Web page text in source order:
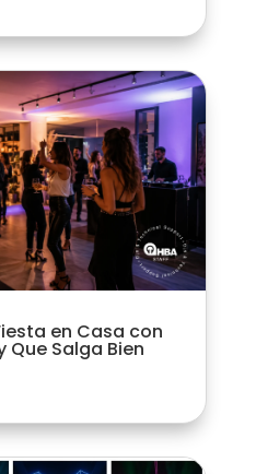
en Casa con
Que Salga Bien